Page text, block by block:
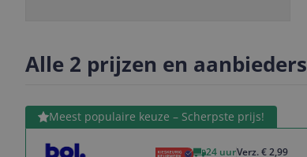
Alle 2 prijzen en aanbieders
Meest populaire keuze – Scherpste prijs!
24 uurVerz. € 2,99
Bekijk product